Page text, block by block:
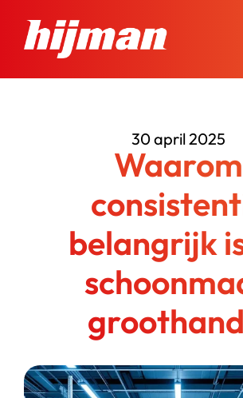
naar
inhoud
Onze
Onze
Bel
30 april 2025
Waarom
belangrijk